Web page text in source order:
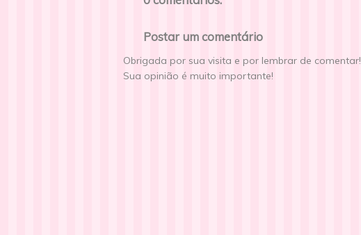
Postar um comentário
Obrigada por sua visita e por lembrar de comentar!
Sua opinião é muito importante!